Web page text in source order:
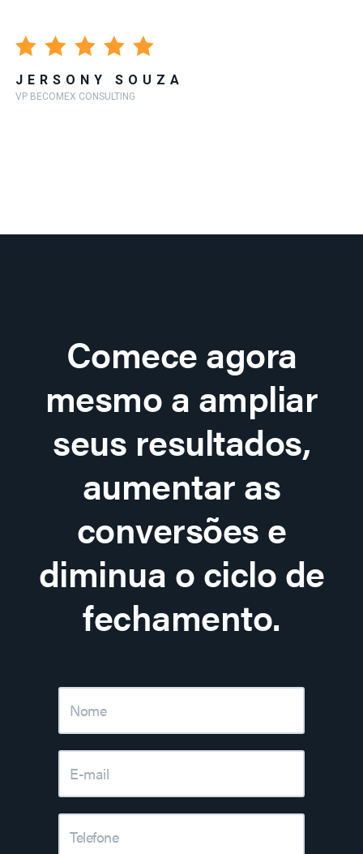
JERSONY SOUZA
VP BECOMEX CONSULTING
Comece agora
mesmo a ampliar
seus resultados,
aumentar as
conversões e
diminua o ciclo de
fechamento.